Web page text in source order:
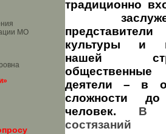
МО
традиционно
представители
культуры и
нашей
общественные
деятели – в
сложности
человек. В
состязаний